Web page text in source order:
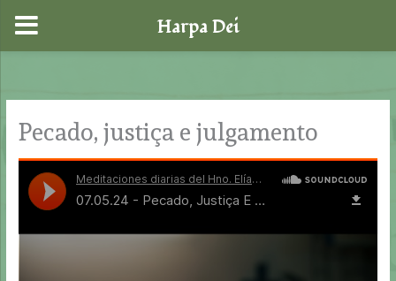
content
Pecado, justiça e julgamento
Harpa Dei